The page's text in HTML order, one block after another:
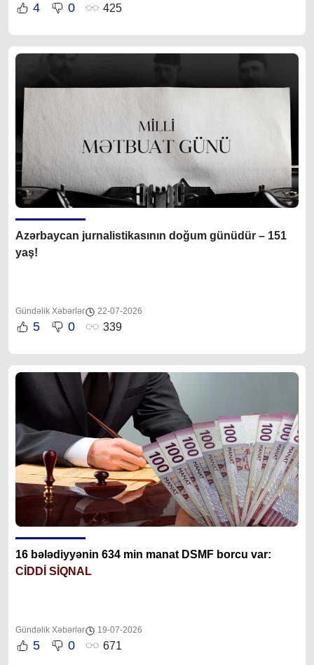
4 0 425
Azərbaycan jurnalistikasının doğum günüdür – 151
yaş!
Gündəlik Xəbərlər 22-07-2026
5 0 339
16 bələdiyyənin 634 min manat DSMF borcu var:
CİDDİ SİQNAL
Gündəlik Xəbərlər 19-07-2026
5 0 671